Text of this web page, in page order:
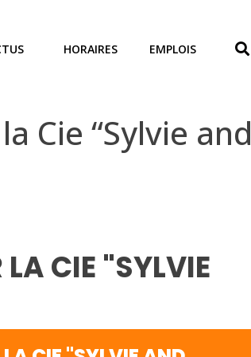
HORAIRES EMPLOIS
Cie “Sylvie and
CIE "SYLVIE